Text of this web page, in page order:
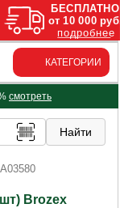
КАТЕГОРИИ
смотреть
Brozex